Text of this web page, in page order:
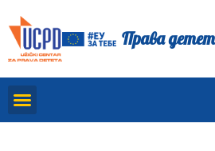
Права